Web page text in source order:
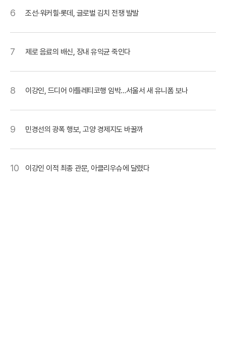
6 조선·워커힐·롯데, 글로벌 김치 전쟁 발발
7 제로 음료의 배신, 장내 유익균 죽인다
8 이강인, 드디어 아틀레티코행 임박…서울서 새 유니폼 보나
9 민경선의 광폭 행보, 고양 경제지도 바꿀까
10 이강인 이적 최종 관문, 아클리우슈에 달렸다